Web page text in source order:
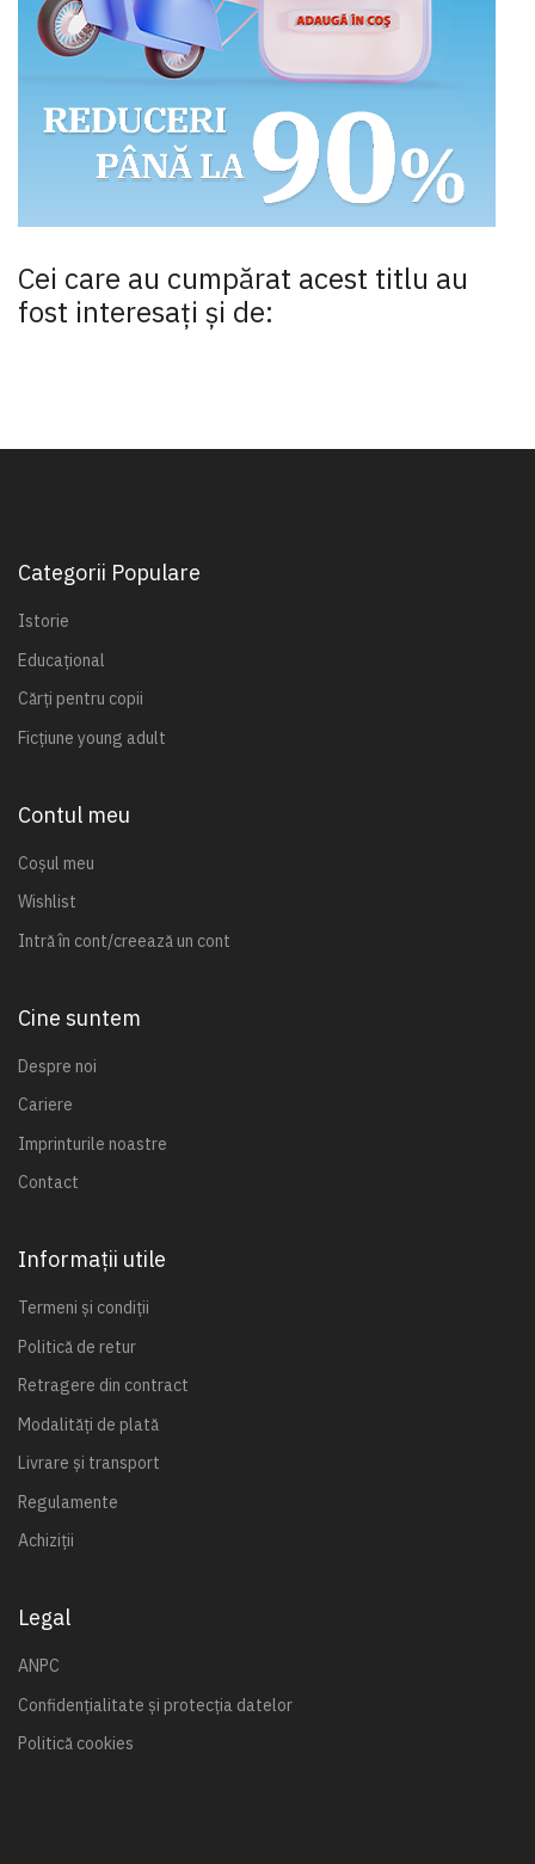
Cei care au cumpărat acest titlu au
fost interesaţi şi de:
Categorii Populare
Istorie
Educațional
Cărți pentru copii
Ficțiune young adult
Contul meu
Coșul meu
Wishlist
Intră în cont/creează un cont
Cine suntem
Despre noi
Cariere
Imprinturile noastre
Contact
Informații utile
Termeni și condiții
Politică de retur
Retragere din contract
Modalități de plată
Livrare și transport
Regulamente
Achiziții
Legal
ANPC
Confidențialitate și protecția datelor
Politică cookies